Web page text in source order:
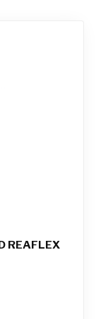
REAFLEX